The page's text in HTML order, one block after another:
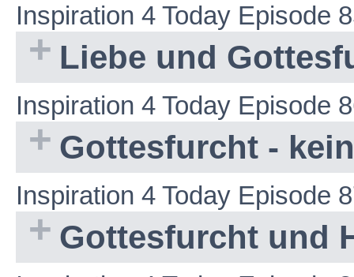
Inspiration 4 Today Episode
Liebe und
Inspiration 4 Today Episode
Gottesfurcht -
Inspiration 4 Today Episode
Gottesfurcht und